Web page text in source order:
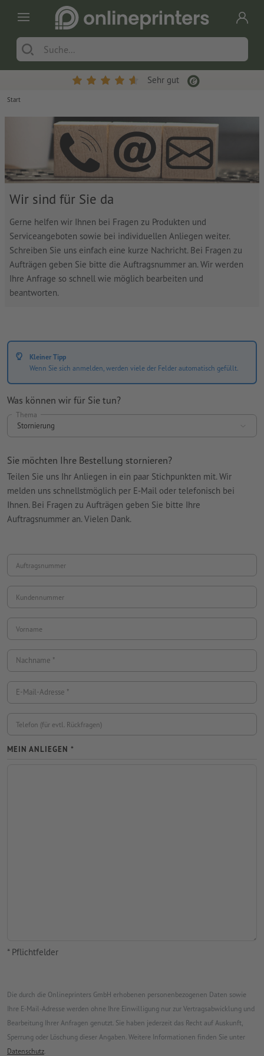
Sehr gut
Start
Wir sind für Sie da
Gerne helfen wir Ihnen bei Fragen zu Produkten und
Serviceangeboten sowie bei individuellen Anliegen weiter.
Schreiben Sie uns einfach eine kurze Nachricht. Bei Fragen zu
Aufträgen geben Sie bitte die Auftragsnummer an. Wir werden
Ihre Anfrage so schnell wie möglich bearbeiten und
beantworten.
Kleiner Tipp
Wenn Sie sich anmelden, werden viele der Felder automatisch gefüllt.
Was können wir für Sie tun?
Stornierung
Thema
Sie möchten Ihre Bestellung stornieren?
Teilen Sie uns Ihr Anliegen in ein paar Stichpunkten mit. Wir
melden uns schnellstmöglich per E-Mail oder telefonisch bei
Ihnen. Bei Fragen zu Aufträgen geben Sie bitte Ihre
Auftragsnummer an. Vielen Dank.
Auftragsnummer
Kundennummer
Vorname
Nachname
E-Mail-Adresse
Telefon (für evtl. Rückfragen)
MEIN ANLIEGEN *
* Pflichtfelder
Die durch die Onlineprinters GmbH erhobenen personenbezogenen Daten sowie
Ihre E-Mail-Adresse werden ohne Ihre Einwilligung nur zur Vertragsabwicklung und
Bearbeitung Ihrer Anfragen genutzt. Sie haben jederzeit das Recht auf Auskunft,
Sperrung oder Löschung dieser Angaben. Weitere Informationen finden Sie unter
Datenschutz.